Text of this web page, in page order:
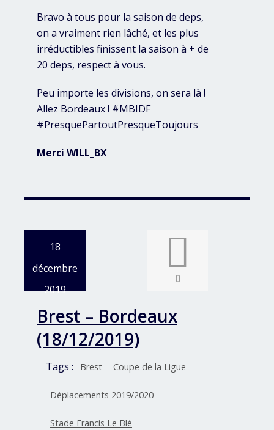
Bravo à tous pour la saison de deps,
on a vraiment rien lâché, et les plus
irréductibles finissent la saison à + de
20 deps, respect à vous.
Peu importe les divisions, on sera là !
Allez Bordeaux ! #MBIDF
#PresquePartoutPresqueToujours
Merci WILL_BX
18
décembre
2019
0
Brest – Bordeaux
(18/12/2019)
Tags : Brest Coupe de la Ligue
Déplacements 2019/2020
Stade Francis Le Blé